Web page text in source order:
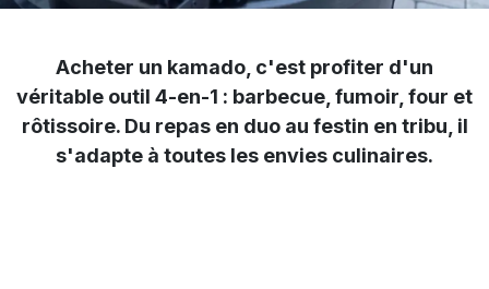
Acheter un kamado, c'est profiter d'un
véritable outil 4-en-1 : barbecue, fumoir, four et
rôtissoire. Du repas en duo au festin en tribu, il
s'adapte à toutes les envies culinaires.